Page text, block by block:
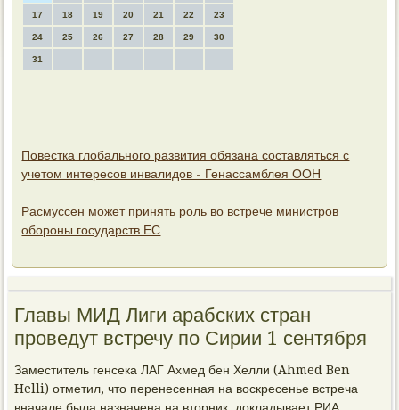
17 18 19 20 21 22 23
24 25 26 27 28 29 30
31
Повестка глобального развития обязана составляться с
учетом интересов инвалидов - Генассамблея ООН
Расмуссен может принять роль во встрече министров
обороны государств ЕС
Главы МИД Лиги арабских стран
проведут встречу по Сирии 1 сентября
Заместитель генсека ЛАГ Ахмед бен Хелли (Ahmed Ben
Helli) отметил, что перенесенная на воскресенье встреча